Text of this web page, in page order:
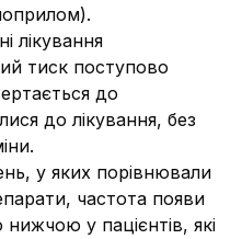
лікування
тиск поступово
до
до лікування, без
у яких порівнювали
частота появи
у пацієнтів, які